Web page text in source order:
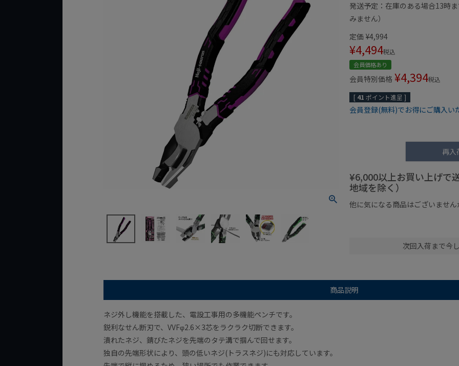
発送予定：在庫のある場合13時
みません）
定価 ¥4,994
¥4,494税込
会員価格あり
会員特別価格 ¥4,394税込
[ 41 ポイント進呈 ]
会員登録(無料)でお得にご購入い
再入
¥6,000以上お買い上げで
地域を除く）
他に気になる商品はございません
次回入荷まで今
商品説明
ネジ外し機能を搭載した、電設工事用の多機能ペンチです。
鋭利なせん断刃で、VVFφ2.6×3芯をラクラク切断できます。
潰れたネジ、錆びたネジを先端のタテ溝で掴んで回せます。
独自の先端形状により、頭の低いネジ(トラスネジ)にも対応しています。